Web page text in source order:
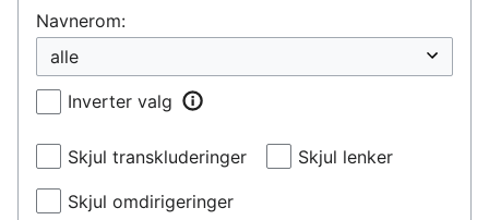
Navnerom:
Inverter valg
Skjul transkluderinger Skjul lenker
Skjul omdirigeringer